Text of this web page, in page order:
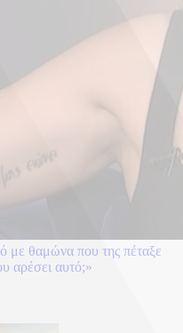
με θαμώνα που της πέταξε
αρέσει αυτό;»